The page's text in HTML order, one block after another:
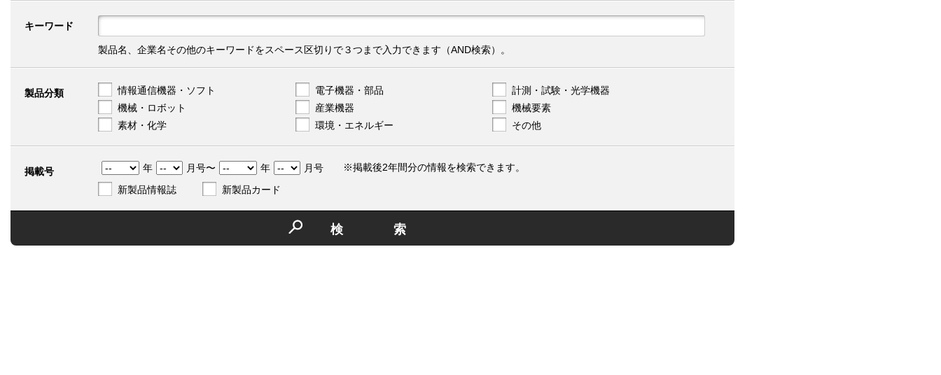
キーワード
製品名、企業名その他のキーワードをスペース区切りで３つまで入力できます（AND検索）。
製品分類 情報通信機器・ソフト 電子機器・部品
計測・試験・光学機器
機械・ロボット
産業機器
機械要素
素材・化学
環境・エネルギー その他
掲載号 年 月号〜 年
月号
新製品情報誌
新製品カード
※掲載後2年間分の情報を検索できます。
検索